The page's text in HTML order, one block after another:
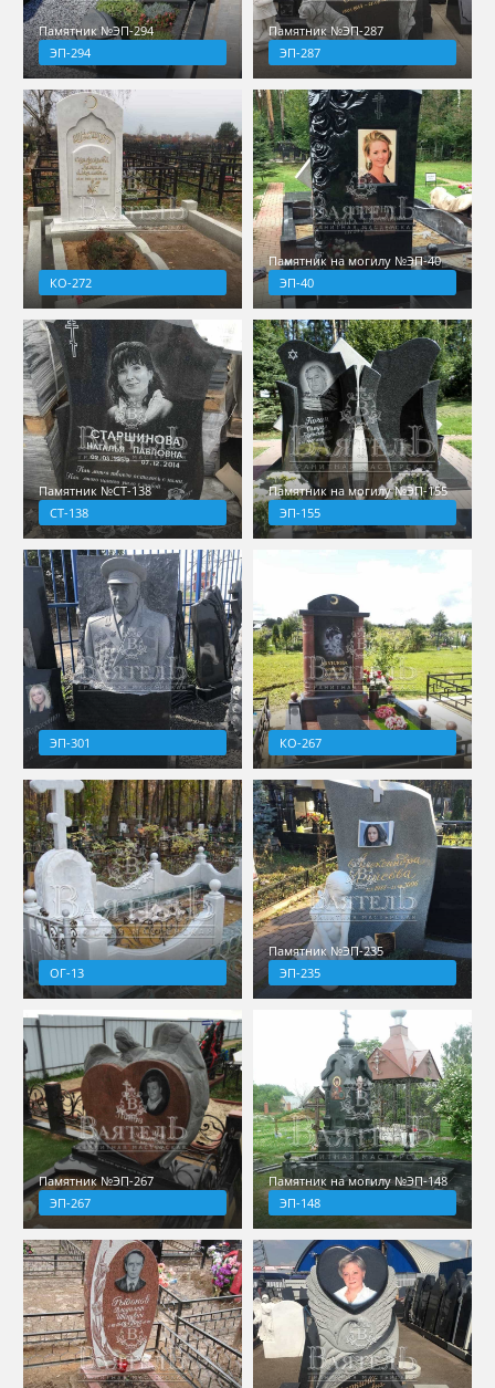
Памятник №ЭП-294
ЭП-294
Памятник №ЭП-287
ЭП-287
КО-272
Памятник на могилу №ЭП-40
ЭП-40
Памятник №СТ-138
СТ-138
Памятник на могилу №ЭП-155
ЭП-155
ЭП-301 КО-267
ОГ-13
Памятник №ЭП-235
ЭП-235
Памятник №ЭП-267
ЭП-267
Памятник на могилу №ЭП-148
ЭП-148